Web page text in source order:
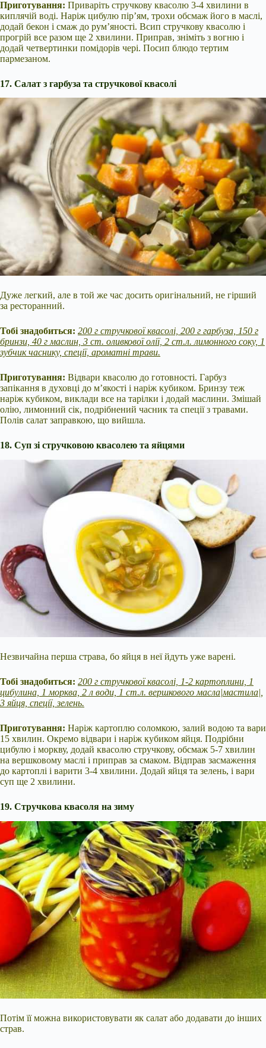
Приготування: Приваріть стручкову квасолю 3-4 хвилини в
киплячій воді. Наріж цибулю пір’ям, трохи обсмаж його в маслі,
додай бекон і смаж до рум’яності. Всип стручкову квасолю і
прогрій все разом ще 2 хвилини. Приправ, зніміть з вогню і
додай четвертинки помідорів чері. Посип блюдо тертим
пармезаном.
17. Салат з гарбуза та стручкової квасолі
Дуже легкий, але в той же час досить оригінальний, не гірший
за ресторанний.
Тобі знадобиться: 200 г стручкової квасолі, 200 г гарбуза, 150 г
бринзи, 40 г маслин, 3 ст. оливкової олії, 2 ст.л. лимонного соку, 1
зубчик часнику, спеції, ароматні трави.
Приготування: Відвари квасолю до готовності. Гарбуз
запікання в духовці до м’якості і наріж кубиком. Бринзу теж
наріж кубиком, виклади все на тарілки і додай маслини. Змішай
олію, лимонний сік, подрібнений часник та спеції з травами.
Полів салат заправкою, що вийшла.
18. Суп зі стручковою квасолею та яйцями
Незвичайна перша страва, бо яйця в неї йдуть уже варені.
Тобі знадобиться: 200 г стручкової квасолі, 1-2 картоплини, 1
цибулина, 1 морква, 2 л води, 1 ст.л. вершкового масла|мастила|,
3 яйця, спеції, зелень.
Приготування: Наріж картоплю соломкою, залий водою та вари
15 хвилин. Окремо відвари і наріж кубиком яйця. Подрібни
цибулю і моркву, додай квасолю стручкову, обсмаж 5-7 хвилин
на вершковому маслі і приправ за смаком. Відправ засмаження
до картоплі і варити 3-4 хвилини. Додай яйця та зелень, і вари
суп ще 2 хвилини.
19. Стручкова квасоля на зиму
Потім її можна використовувати як салат або додавати до інших
страв.